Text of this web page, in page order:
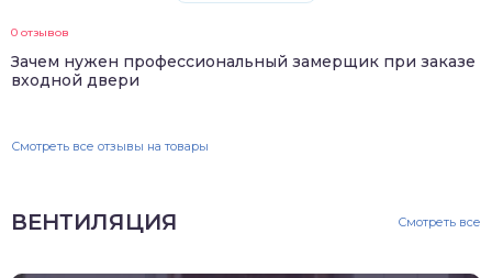
0 отзывов
Зачем нужен профессиональный замерщик при заказе
входной двери
Смотреть все отзывы на товары
ВЕНТИЛЯЦИЯ Смотреть все